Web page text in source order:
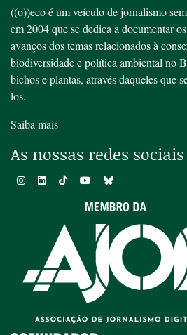
((o))eco é um veículo de jornalismo
em 2004 que se dedica a documentar
avanços dos temas relacionados à
biodiversidade e política ambiental no
bichos e plantas, através daqueles que
los.
Saiba mais
As nossas redes sociais